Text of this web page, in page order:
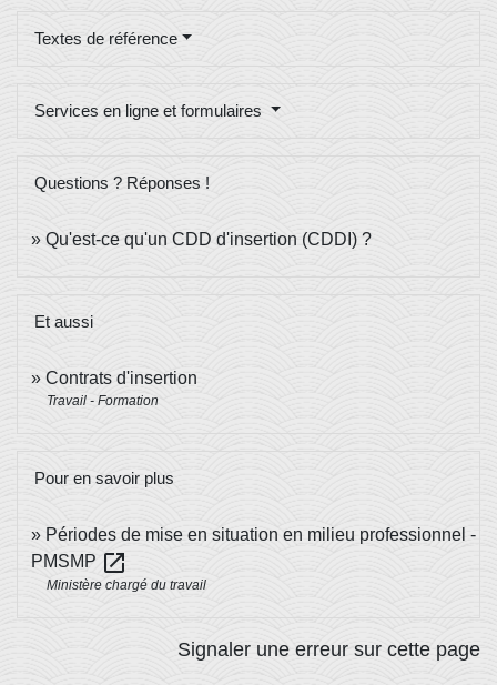
Textes de référence
Services en ligne et formulaires
Questions ? Réponses !
Qu'est-ce qu'un CDD d'insertion (CDDI) ?
Et aussi
Contrats d'insertion
Travail - Formation
Pour en savoir plus
Périodes de mise en situation en milieu professionnel -
PMSMP open_in_new
Ministère chargé du travail
Signaler une erreur sur cette page